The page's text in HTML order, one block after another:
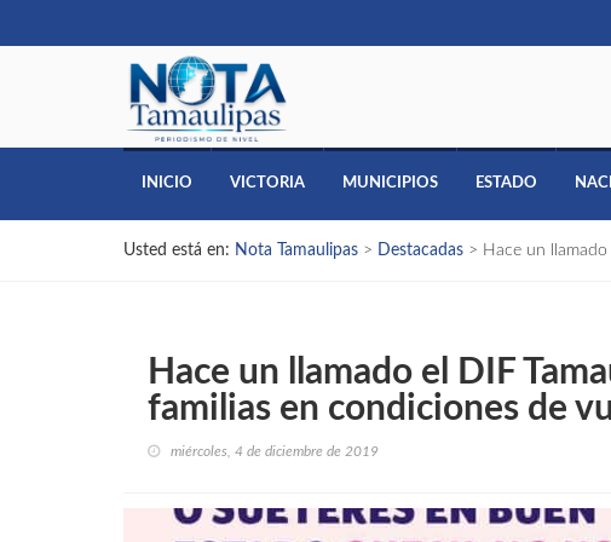
INICIO VICTORIA MUNICIPIOS ESTADO
Usted está en: Nota Tamaulipas > Destacadas > Hace un
Hace un llamado el DIF
familias en condiciones de
miércoles, 4 de diciembre de 2019